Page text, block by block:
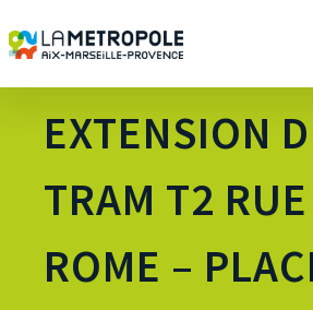
CATÉGORIE :
EXTENSION
TRAM T2
ROME –